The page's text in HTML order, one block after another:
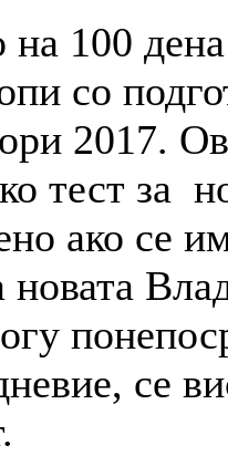
100
со
2017.
тест за
ако се
се